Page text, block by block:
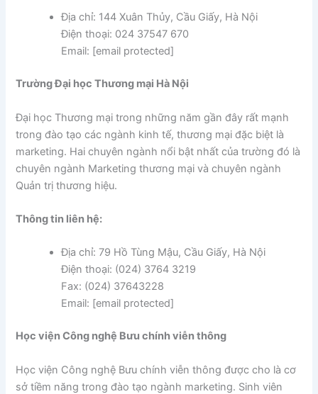
Địa chỉ: 144 Xuân Thủy, Cầu Giấy, Hà Nội
Điện thoại: 024 37547 670
Email: [email protected]
Trường Đại học Thương mại Hà Nội
Đại học Thương mại trong những năm gần đây rất mạnh
trong đào tạo các ngành kinh tế, thương mại đặc biệt là
marketing. Hai chuyên ngành nổi bật nhất của trường đó là
chuyên ngành Marketing thương mại và chuyên ngành
Quản trị thương hiệu.
Thông tin liên hệ:
Địa chỉ: 79 Hồ Tùng Mậu, Cầu Giấy, Hà Nội
Điện thoại: (024) 3764 3219
Fax: (024) 37643228
Email: [email protected]
Học viện Công nghệ Bưu chính viễn thông
Học viện Công nghệ Bưu chính viễn thông được cho là cơ
sở tiềm năng trong đào tạo ngành marketing. Sinh viên